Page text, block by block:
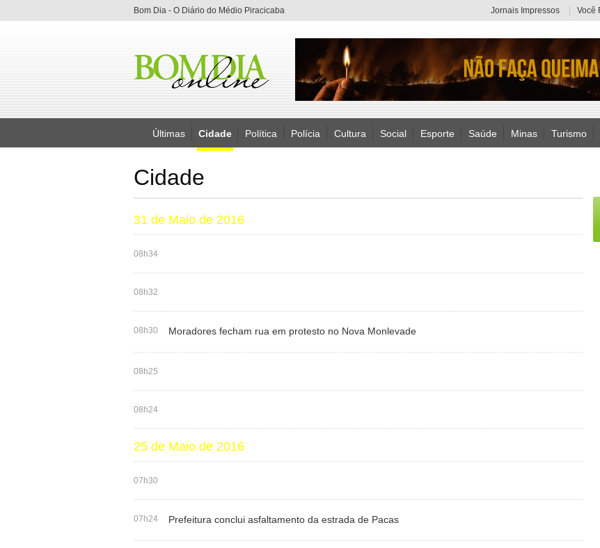
Bom Dia - O Diário do Médio Piracicaba Jornais Impressos Você
Últimas Cidade Política Polícia Cultura Social Esporte Saúde Minas Turismo
Cidade
31 de Maio de 2016
08h34
08h32
08h30 Moradores fecham rua em protesto no Nova Monlevade
08h25
08h24
25 de Maio de 2016
07h30
07h24 Prefeitura conclui asfaltamento da estrada de Pacas